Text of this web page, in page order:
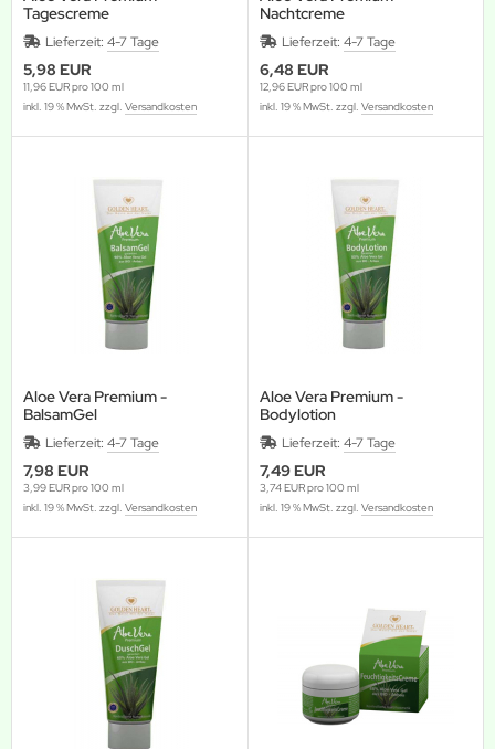
Tagescreme
Lieferzeit: 4-7 Tage
5,98 EUR
11,96 EUR pro 100 ml
inkl. 19 % MwSt. zzgl. Versandkosten
Nachtcreme
Lieferzeit: 4-7 Tage
6,48 EUR
12,96 EUR pro 100 ml
inkl. 19 % MwSt. zzgl. Versandkosten
Aloe Vera Premium -
BalsamGel
Lieferzeit: 4-7 Tage
7,98 EUR
3,99 EUR pro 100 ml
inkl. 19 % MwSt. zzgl. Versandkosten
Aloe Vera Premium -
Bodylotion
Lieferzeit: 4-7 Tage
7,49 EUR
3,74 EUR pro 100 ml
inkl. 19 % MwSt. zzgl. Versandkosten